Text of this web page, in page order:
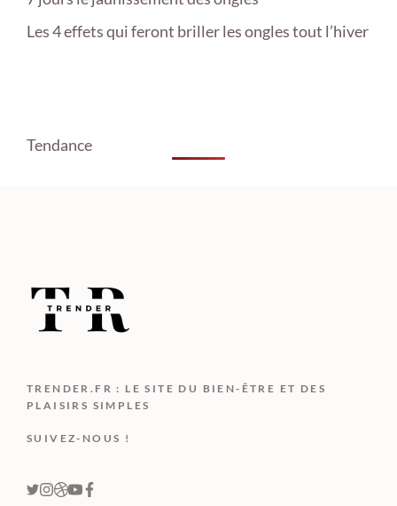
Les 4 effets qui feront briller les ongles tout l’hiver
Tendance
TRENDER.FR : LE SITE DU BIEN-ÊTRE ET DES
PLAISIRS SIMPLES
SUIVEZ-NOUS !